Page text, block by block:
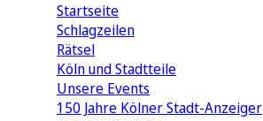
Startseite
Schlagzeilen
Rätsel
Köln und Stadtteile
Unsere Events
150 Jahre Kölner Stadt-Anzeiger